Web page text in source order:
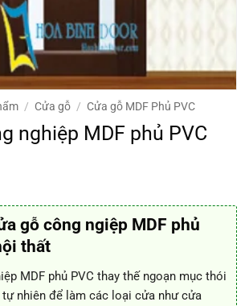
/ Cửa gỗ / Cửa gỗ MDF Phủ PVC
nghiệp MDF phủ PVC
gỗ công ngiệp MDF phủ
thất
MDF phủ PVC thay thế ngoạn mục thói
nhiên để làm các loại cửa như cửa